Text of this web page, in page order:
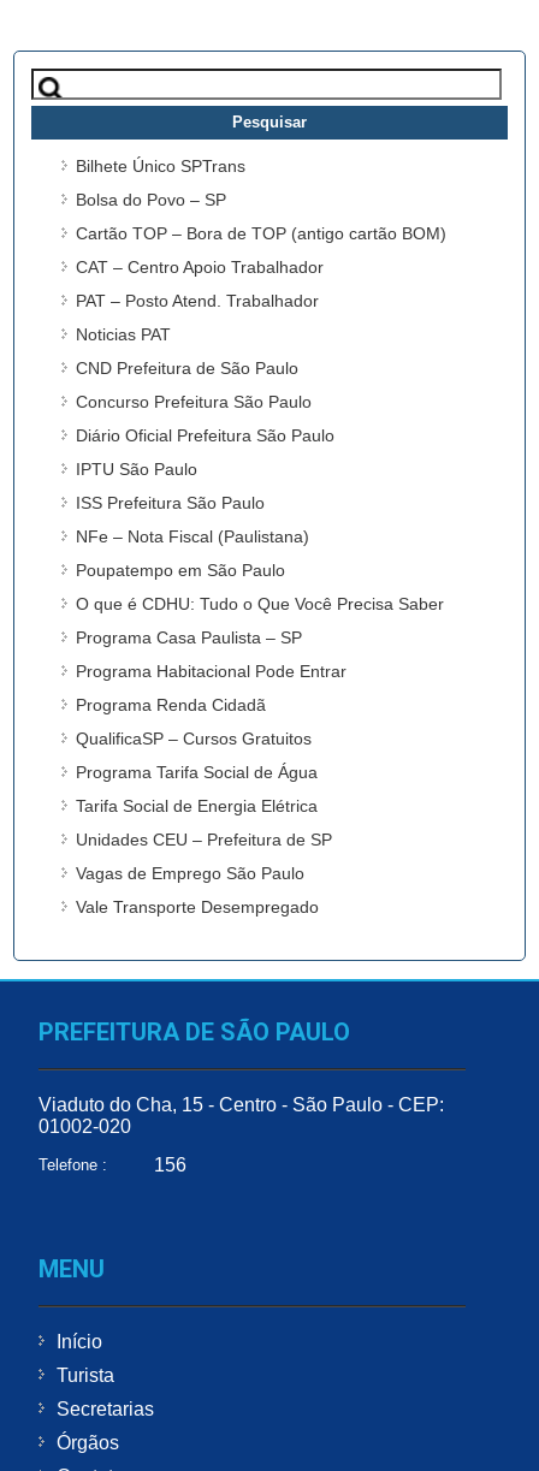
Pesquisar
por:
Bilhete Único SPTrans
Bolsa do Povo – SP
Cartão TOP – Bora de TOP (antigo cartão BOM)
CAT – Centro Apoio Trabalhador
PAT – Posto Atend. Trabalhador
Noticias PAT
CND Prefeitura de São Paulo
Concurso Prefeitura São Paulo
Diário Oficial Prefeitura São Paulo
IPTU São Paulo
ISS Prefeitura São Paulo
NFe – Nota Fiscal (Paulistana)
Poupatempo em São Paulo
O que é CDHU: Tudo o Que Você Precisa Saber
Programa Casa Paulista – SP
Programa Habitacional Pode Entrar
Programa Renda Cidadã
QualificaSP – Cursos Gratuitos
Programa Tarifa Social de Água
Tarifa Social de Energia Elétrica
Unidades CEU – Prefeitura de SP
Vagas de Emprego São Paulo
Vale Transporte Desempregado
PREFEITURA DE SÃO PAULO
Viaduto do Cha, 15 - Centro - São Paulo - CEP:
01002-020
Telefone : 156
MENU
Início
Turista
Secretarias
Órgãos